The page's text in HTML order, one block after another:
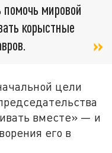
мировой
корыстные
цели
вместе» — и
его в